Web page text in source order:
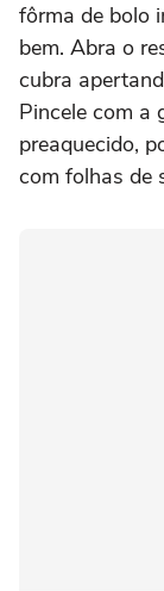
fôrma de bolo
bem. Abra o
cubra
Pincele com a
preaquecido,
com folhas de